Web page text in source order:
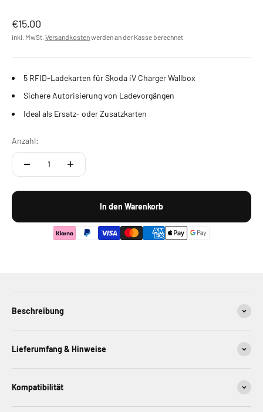
Angebot
€15,00
inkl. MwSt. Versandkostenwerden an der Kasse berechnet
5 RFID-Ladekarten für Skoda iV Charger Wallbox
Sichere Autorisierung von Ladevorgängen
Ideal als Ersatz- oder Zusatzkarten
Anzahl:
In den Warenkorb
Beschreibung
Lieferumfang & Hinweise
Kompatibilität